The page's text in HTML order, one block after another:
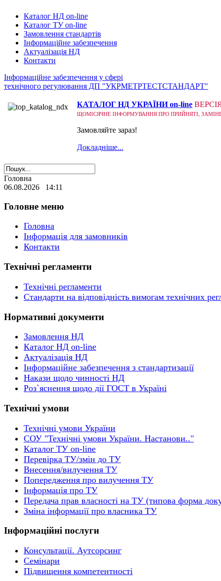
Каталог НД on-line
Каталог ТУ on-line
Замовлення стандартів
Інформаційне забезпечення
Актуалізація НД
Контакти
Інформаційне забезпечення у сфері
технічного регулювання ДП "УКРМЕТРТЕСТСТАНДАРТ"
КАТАЛОГ НД УКРАЇНИ on-line
ЩОМІСЯЧНЕ ІНФОРМУВАННЯ ПРО ПРИЙНЯТІ,
Замовляйте зараз!
Докладніше...
Головна
06.08.2026 14:11
Головне меню
Головна
Інформація для замовників
Контакти
Технічні регламенти
Технічні регламенти
Стандарти на відповідність вимогам технічних
Нормативні документи
Замовлення НД
Каталог НД on-line
Актуалізація НД
Інформаційне забезпечення з стандартизації
Накази щодо чинності НД
Роз`яснення щодо дії ГОСТ в Україні
Технічні умови
Технічні умови України
СОУ "Технічні умови України. Настанови.."
Каталог ТУ on-line
Перевірка ТУ/змін до ТУ
Внесення/вилучення ТУ
Попередження про вилучення ТУ
Інформація про ТУ
Передача прав власності на ТУ (типова форма
Зміна інформації про власника ТУ
Інформаційні послуги
Консультації. Аутсорсинг
Семінари
Підвищення компетентності